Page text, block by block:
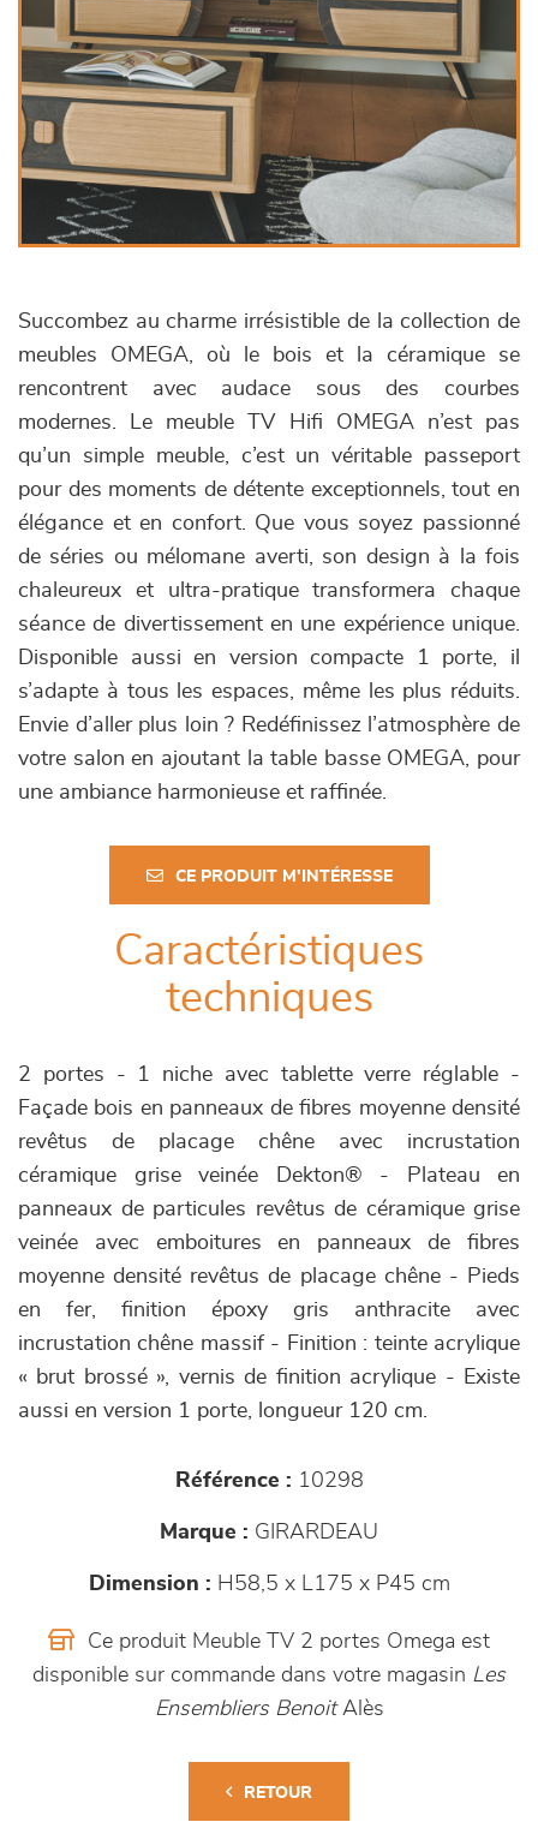
Succombez au charme irrésistible de la collection de
meubles OMEGA, où le bois et la céramique se
rencontrent avec audace sous des courbes
modernes. Le meuble TV Hifi OMEGA n’est pas
qu’un simple meuble, c’est un véritable passeport
pour des moments de détente exceptionnels, tout en
élégance et en confort. Que vous soyez passionné
de séries ou mélomane averti, son design à la fois
chaleureux et ultra-pratique transformera chaque
séance de divertissement en une expérience unique.
Disponible aussi en version compacte 1 porte, il
s’adapte à tous les espaces, même les plus réduits.
Envie d’aller plus loin ? Redéfinissez l’atmosphère de
votre salon en ajoutant la table basse OMEGA, pour
une ambiance harmonieuse et raffinée.
CE PRODUIT M'INTÉRESSE
Caractéristiques
techniques
2 portes - 1 niche avec tablette verre réglable -
Façade bois en panneaux de fibres moyenne densité
revêtus de placage chêne avec incrustation
céramique grise veinée Dekton® - Plateau en
panneaux de particules revêtus de céramique grise
veinée avec emboitures en panneaux de fibres
moyenne densité revêtus de placage chêne - Pieds
en fer, finition époxy gris anthracite avec
incrustation chêne massif - Finition : teinte acrylique
« brut brossé », vernis de finition acrylique - Existe
aussi en version 1 porte, longueur 120 cm.
Référence : 10298
Marque : GIRARDEAU
Dimension : H58,5 x L175 x P45 cm
Ce produit Meuble TV 2 portes Omega est
disponible sur commande dans votre magasin Les
Ensembliers BenoitAlès
RETOUR